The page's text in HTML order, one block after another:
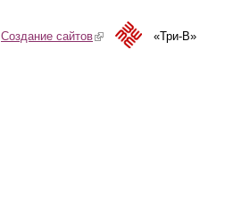
Создание сайтов(link is external)«Три-В»